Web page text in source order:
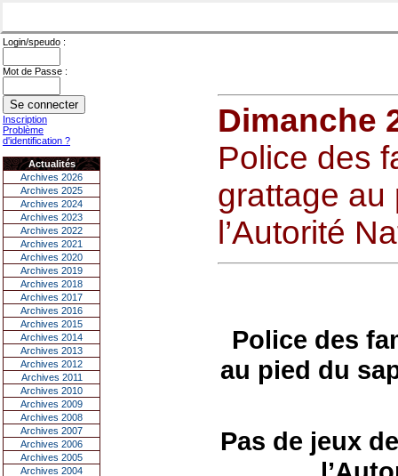
Login/speudo :
Mot de Passe :
Inscription
Problème
d'identification ?
Actualités
Archives 2026
Archives 2025
Archives 2024
Archives 2023
Archives 2022
Archives 2021
Archives 2020
Archives 2019
Archives 2018
Archives 2017
Archives 2016
Archives 2015
Archives 2014
Archives 2013
Archives 2012
Archives 2011
Archives 2010
Archives 2009
Archives 2008
Archives 2007
Archives 2006
Archives 2005
Archives 2004
Dimanche
Police des
grattage au
l’Autorité
Police des
au pied du
Pas de jeux